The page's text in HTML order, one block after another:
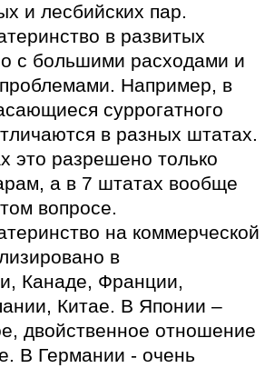
и лесбийских пар.
в развитых
с большими расходами и
Например, в
суррогатного
в разных штатах.
это разрешено только
а в 7 штатах вообще
вопросе.
на коммерческой
в
Канаде, Франции,
Китае. В Японии –
двойственное отношение
В Германии - очень